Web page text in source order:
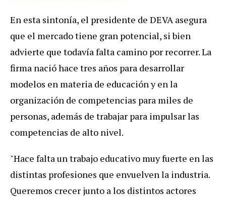
En esta sintonía, el presidente de DEVA asegura
que el mercado tiene gran potencial, si bien
advierte que todavía falta camino por recorrer. La
firma nació hace tres años para desarrollar
modelos en materia de educación y en la
organización de competencias para miles de
personas, además de trabajar para impulsar las
competencias de alto nivel.
"Hace falta un trabajo educativo muy fuerte en las
distintas profesiones que envuelven la industria.
Queremos crecer junto a los distintos actores